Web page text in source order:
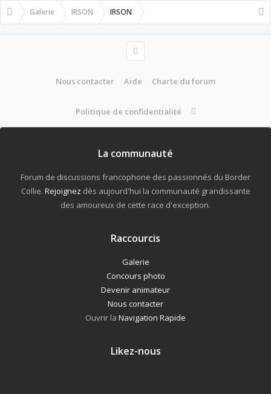
Galerie IRSON IRSON
Nous contacter Aide Charte du forum
Politique de confidentialité
La communauté
Forum de discussions francophone des passionnés du Border
Collie. Rejoignez dès aujourd'hui la communauté grandissante
des amoureux de cette race d'exception.
Raccourcis
Galerie
Concours photo
Devenir animateur
Nous contacter
Ouvrir la Navigation Rapide
Likez-nous